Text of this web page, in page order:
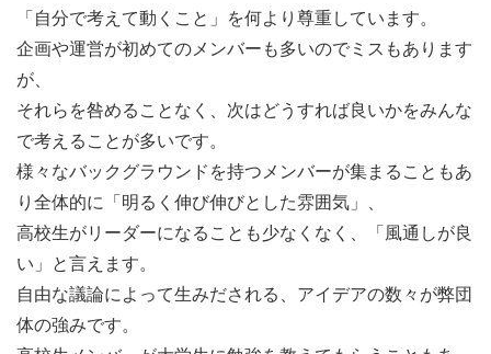
各個人が自分の強みを活かせる社会、持続可能な社会の
構築に寄与するべく、日々活動しています。
特にこうした社会的なメッセージをただ伝えるのではな
く、
社会課題をなるべく「身近に」「取り組みやすく」また
「興味を持ちやすい」形にして
多くの人々を巻き込んで、その解決を目指すこと理想と
しています。
具体的には、社会的マイノリティによる芸術活動を支
援、紹介することで
「自分で考えて動くこと」を何より尊重しています。
企画や運営が初めてのメンバーも多いのでミスもあります
が、
それらを咎めることなく、次はどうすれば良いかをみんな
で考えることが多いです。
様々なバックグラウンドを持つメンバーが集まることもあ
り全体的に「明るく伸び伸びとした雰囲気」、
高校生がリーダーになることも少なくなく、「風通しが良
い」と言えます。
自由な議論によって生みだされる、アイデアの数々が弊団
体の強みです。